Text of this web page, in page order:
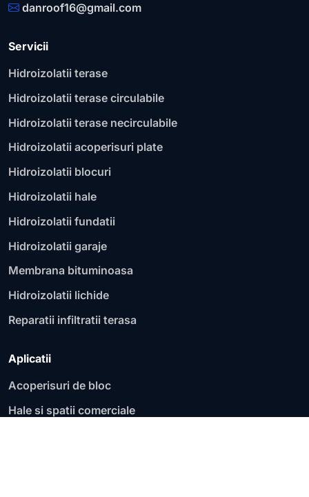
danroof16@gmail.com
Servicii
Hidroizolatii terase
Hidroizolatii terase circulabile
Hidroizolatii terase necirculabile
Hidroizolatii acoperisuri plate
Hidroizolatii blocuri
Hidroizolatii hale
Hidroizolatii fundatii
Hidroizolatii garaje
Membrana bituminoasa
Hidroizolatii lichide
Reparatii infiltratii terasa
Aplicatii
Acoperisuri de bloc
Hale si spatii comerciale